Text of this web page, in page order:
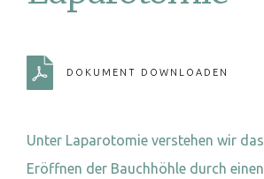
DOKUMENT DOWNLOADEN
Unter Laparotomie verstehen wir das
Eröffnen der Bauchhöhle durch einen